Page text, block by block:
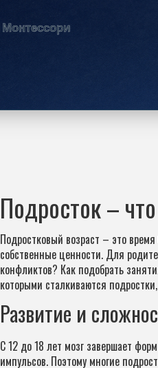
Подросток –
Подростковый возраст – это
собственные ценности. Для
конфликтов? Как подобрать
которыми сталкиваются
Развитие и
С 12 до 18 лет мозг завершает
импульсов. Поэтому многие